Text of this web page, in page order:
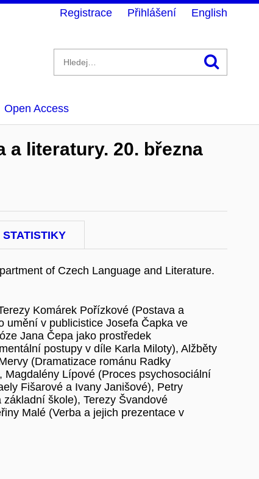
Open Access
Registrace Přihlášení English
a literatury. 20. března
STATISTIKY
of Czech Language and Literature.
Komárek Pořízkové (Postava a
umění v publicistice Josefa Čapka ve
Jana Čepa jako prostředek
postupy v díle Karla Miloty), Alžběty
(Dramatizace románu Radky
Lípové (Proces psychosociální
Fišarové a Ivany Janišové), Petry
škole), Terezy Švandové
Malé (Verba a jejich prezentace v